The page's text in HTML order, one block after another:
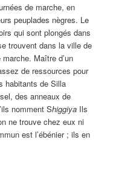
de marche, en
peuplades nègres. Le
qui sont plongés dans
trouvent dans la ville de
Maître d’un
de ressources pour
habitants de Silla
des anneaux de
nomment Shiggiya Ils
ne trouve chez eux ni
est l’ébénier ; ils en